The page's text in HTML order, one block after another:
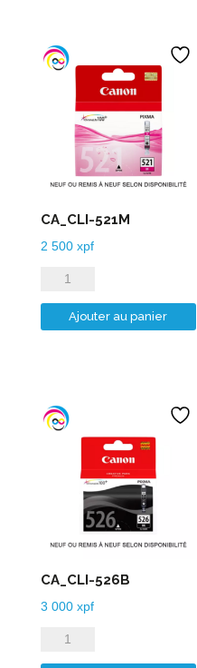
CA_CLI-521M
2 500 xpf
quantité
de
CA_CLI-
Ajouter au panier
CA_CLI-526B
3 000 xpf
quantité
de